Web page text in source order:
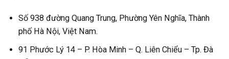
Số 938 đường Quang Trung, Phường Yên Nghĩa, Thành
phố Hà Nội, Việt Nam.
91 Phước Lý 14 – P. Hòa Minh – Q. Liên Chiểu – Tp. Đà